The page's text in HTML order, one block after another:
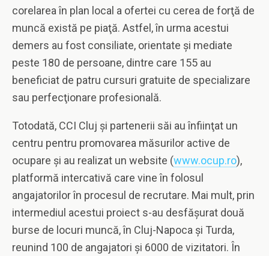
corelarea în plan local a ofertei cu cerea de forţă de
muncă există pe piaţă. Astfel, în urma acestui
demers au fost consiliate, orientate şi mediate
peste 180 de persoane, dintre care 155 au
beneficiat de patru cursuri gratuite de specializare
sau perfecţionare profesională.
Totodată, CCI Cluj şi partenerii săi au înfiinţat un
centru pentru promovarea măsurilor active de
ocupare şi au realizat un website (www.ocup.ro),
platformă intercativă care vine în folosul
angajatorilor în procesul de recrutare. Mai mult, prin
intermediul acestui proiect s-au desfăşurat două
burse de locuri muncă, în Cluj-Napoca şi Turda,
reunind 100 de angajatori şi 6000 de vizitatori. În